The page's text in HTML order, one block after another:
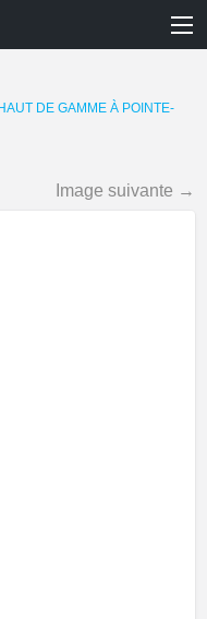
DE GAMME À POINTE-
Image suivante →